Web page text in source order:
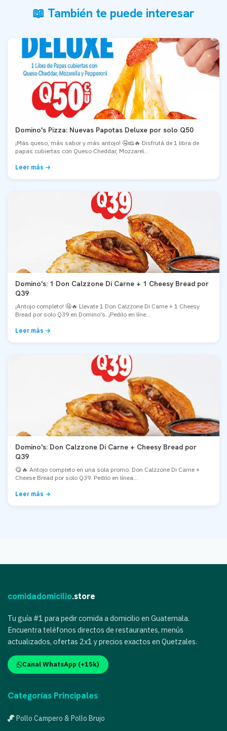
📖 También te puede interesar
Domino's Pizza: Nuevas Papotas Deluxe por solo Q50
¡Más queso, más sabor y más antojo! 🤤🧀🔥 Disfrutá de 1 libra de
papas cubiertas con Queso Cheddar, Mozzarel...
Leer más →
Domino's: 1 Don Calzzone Di Carne + 1 Cheesy Bread por
Q39
¡Antojo completo! 🤤🔥 Llevate 1 Don Calzzone Di Carne + 1 Cheesy
Bread por solo Q39 en Domino's. ¡Pedilo en líne...
Leer más →
Domino's: Don Calzzone Di Carne + Cheesy Bread por
Q39
😋🔥 Antojo completo en una sola promo. Don Calzzone Di Carne +
Cheese Bread por solo Q39. Pedilo en línea...
Leer más →
comidadomicilio.store
Tu guía #1 para pedir comida a domicilio en Guatemala.
Encuentra teléfonos directos de restaurantes, menús
actualizados, ofertas 2x1 y precios exactos en Quetzales.
Canal WhatsApp (+15k)
Categorías Principales
Pollo Campero & Pollo Brujo